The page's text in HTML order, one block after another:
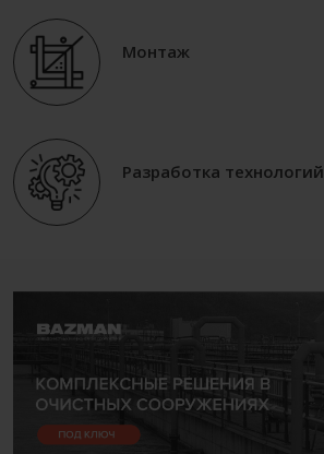
Монтаж
Разработка технологий